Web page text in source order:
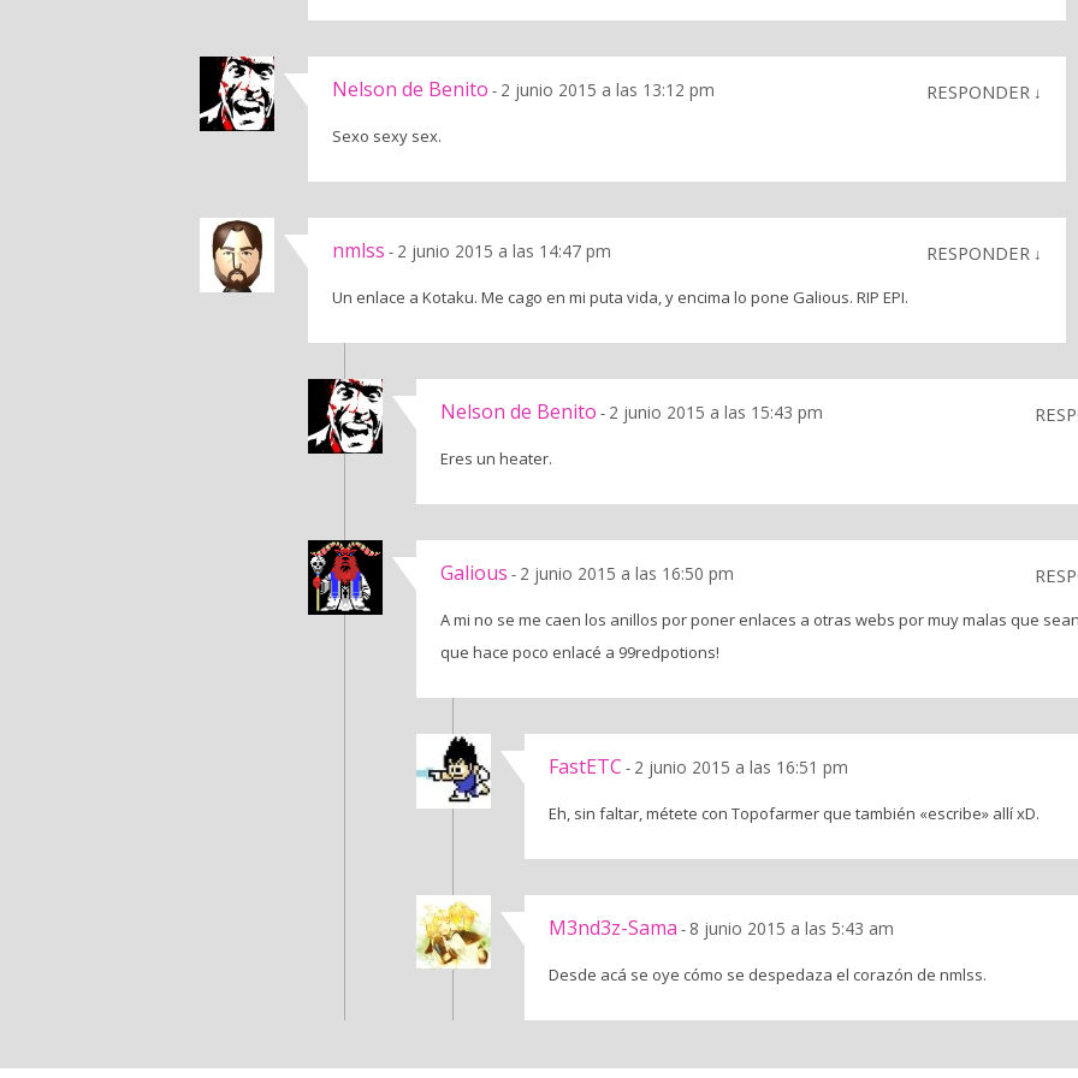
Nelson de Benito - 2 junio 2015 a las 13:12 pm RESPONDER ↓
Sexo sexy sex.
nmlss - 2 junio 2015 a las 14:47 pm RESPONDER ↓
Un enlace a Kotaku. Me cago en mi puta vida, y encima lo pone Galious. RIP EPI.
Nelson de Benito - 2 junio 2015 a las 15:43 pm
Eres un heater.
Galious - 2 junio 2015 a las 16:50 pm
A mi no se me caen los anillos por poner enlaces a otras webs por muy malas que
que hace poco enlacé a 99redpotions!
FastETC - 2 junio 2015 a las 16:51 pm
Eh, sin faltar, métete con Topofarmer que también «escribe» allí xD.
M3nd3z-Sama - 8 junio 2015 a las 5:43 am
Desde acá se oye cómo se despedaza el corazón de nmlss.